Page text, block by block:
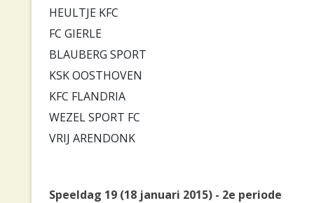
HEULTJE KFC
FC GIERLE
BLAUBERG SPORT
KSK OOSTHOVEN
KFC FLANDRIA
WEZEL SPORT FC
VRIJ ARENDONK
Speeldag 19 (18 januari 2015) - 2e periode